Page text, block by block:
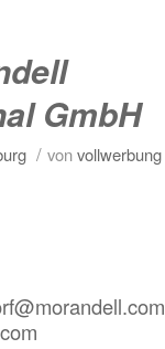
GmbH
/ vonvollwerbung